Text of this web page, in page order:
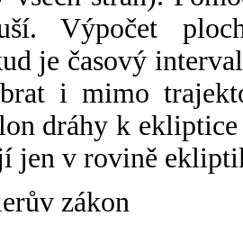
Výpočet
je časový
i mimo
dráhy k
jen v rovině
zákon